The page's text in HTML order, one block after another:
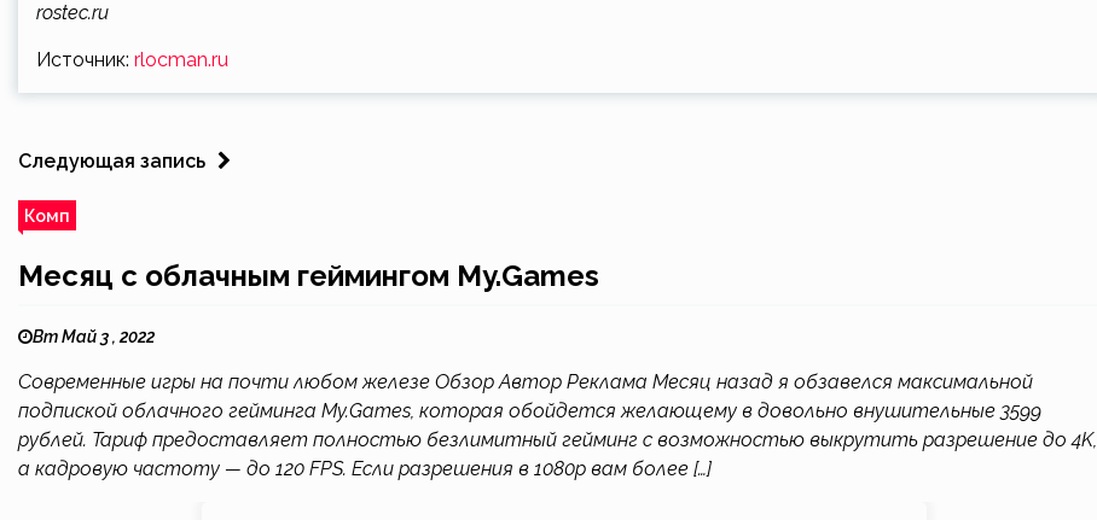
rostec.ru
Источник: rlocman.ru
Следующая запись
Комп
Месяц с облачным геймингом My.Games
Вт Май 3 , 2022
Современные игры на почти любом железе Обзор Автор Реклама Месяц назад я обзавелся максимальной
подпиской облачного гейминга My.Games, которая обойдется желающему в довольно внушительные 3599
рублей. Тариф предоставляет полностью безлимитный гейминг с возможностью выкрутить разрешение до 4K,
а кадровую частоту — до 120 FPS. Если разрешения в 1080р вам более […]